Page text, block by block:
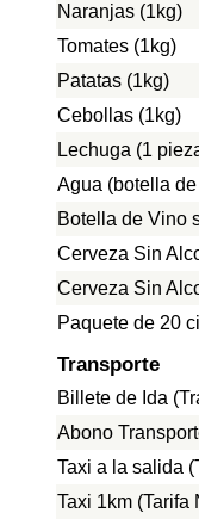
Naranjas (1kg)
Tomates (1kg)
Patatas (1kg)
Cebollas (1kg)
Lechuga (1
Agua (botella
Botella de Vino
Cerveza Sin
Cerveza Sin
Paquete de 20
Transporte
Billete de Ida
Abono
Taxi a la salida
Taxi 1km (Tarifa